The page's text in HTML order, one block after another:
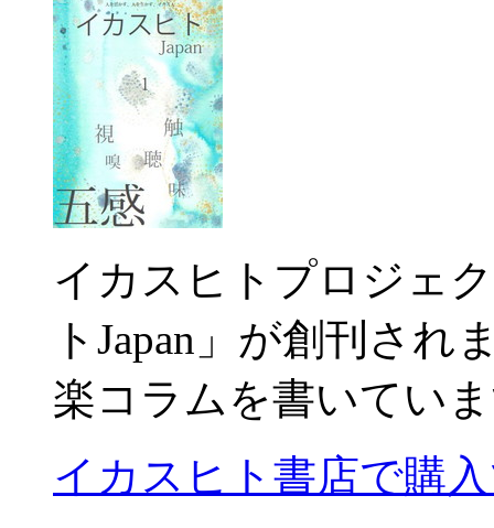
イカスヒトプロジェ
トJapan」が創刊さ
楽コラムを書いてい
イカスヒト書店で購